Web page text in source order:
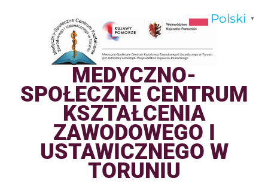
MEDYCZNO-
SPOŁECZNE CENTRUM
KSZTAŁCENIA
ZAWODOWEGO I
USTAWICZNEGO W
TORUNIU
Polski ▼